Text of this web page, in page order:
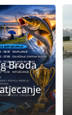
Broda